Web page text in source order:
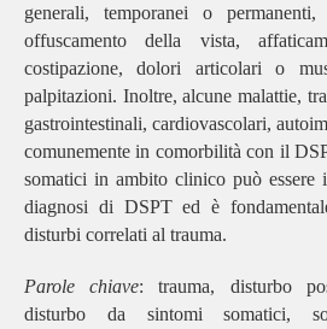
generali, temporanei o
offuscamento della vista,
costipazione, dolori articolari o
palpitazioni. Inoltre, alcune malattie,
gastrointestinali, cardiovascolari,
comunemente in comorbilità con il
somatici in ambito clinico può essere
diagnosi di DSPT ed è
disturbi correlati al trauma.
Parole chiave: trauma, disturbo
disturbo da sintomi somatici,